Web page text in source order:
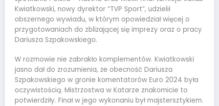
Kwiatkowski, nowy dyrektor “TVP Sport”, udzielił
obszernego wywiadu, w którym opowiedział więcej o
przygotowaniach do zbliżającej się imprezy oraz o pracy
Dariusza Szpakowskiego.
W rozmowie nie zabrakło komplementów. Kwiatkowski
jasno dał do zrozumienia, że obecność Dariusza
Szpakowskiego w gronie komentatorów Euro 2024 była
oczywistością. Mistrzostwa w Katarze znakomicie to
potwierdziły. Finał w jego wykonaniu był majstersztykiem.